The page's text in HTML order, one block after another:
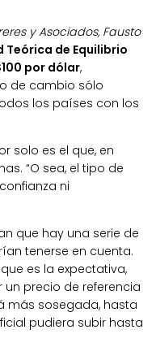
y Asociados, Fausto
Teórica de Equilibrio
por dólar,
de cambio sólo
los países con los
solo es el que, en
“O sea, el tipo de
ni
que hay una serie de
tenerse en cuenta.
es la expectativa,
un precio de referencia
más sosegada, hasta
pudiera subir hasta